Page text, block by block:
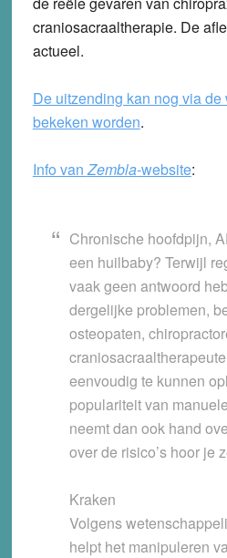
craniosacraaltherapie. De
actueel.
De uitzending kan nog via
bekeken worden.
Info vanZembla-website:
Chronische hoofdpijn,
een huilbaby? Terwijl
vaak geen antwoord
dergelijke problemen,
osteopaten,
eenvoudig te kunnen
populariteit van
neemt dan ook hand
over de risico’s hoor je
Kraken
Volgens
helpt het manipuleren